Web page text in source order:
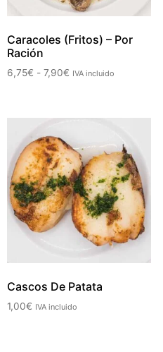
Caracoles (Fritos) – Por
Ración
6,75€ - 7,90€ IVA incluido
Cascos De Patata
1,00€ IVA incluido